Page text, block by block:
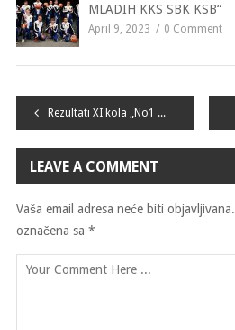
MLADIH KKS SBK KSB“
April 9, 2023 0 Comment
Navigacija
članaka
Rezultati XI kola „No1 LIGE MLADIH KKS SBK KSB“
LEAVE A COMMENT
Vaša email adresa neće biti objavljivana.
označena sa *